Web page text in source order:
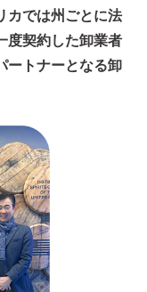
カでは州ごとに法
度契約した卸業者
ートナーとなる卸